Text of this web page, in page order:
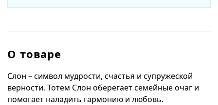
О товаре
Слон – символ мудрости, счастья и супружеской
верности. Тотем Слон оберегает семейные очаг и
помогает наладить гармонию и любовь.